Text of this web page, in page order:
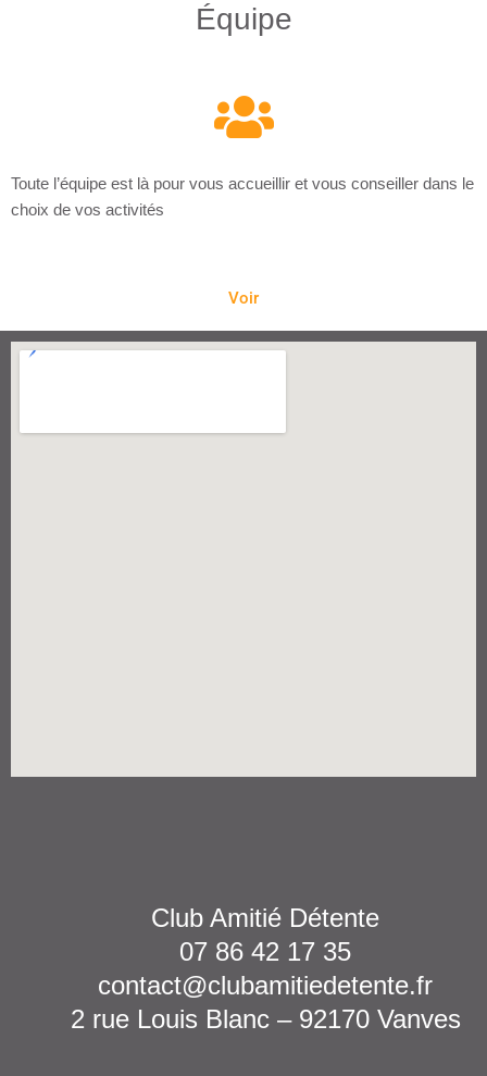
Équipe
Toute l’équipe est là pour vous accueillir et vous conseiller dans le
choix de vos activités
Voir
Club Amitié Détente
07 86 42 17 35
contact@clubamitiedetente.fr
2 rue Louis Blanc – 92170 Vanves